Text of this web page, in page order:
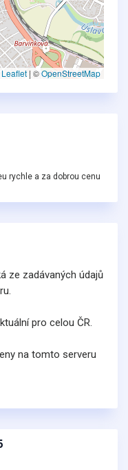
Leaflet | ©OpenStreetMap
rychle a za dobrou cenu
ze zadávaných údajů
pro celou ČR.
na tomto serveru